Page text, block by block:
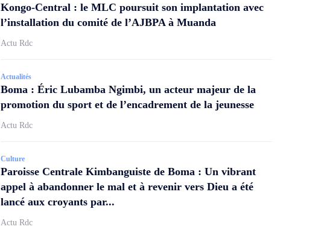
Kongo-Central : le MLC poursuit son implantation avec
l’installation du comité de l’AJBPA à Muanda
Actu Rdc
Actualités
Boma : Éric Lubamba Ngimbi, un acteur majeur de la
promotion du sport et de l’encadrement de la jeunesse
Actu Rdc
Culture
Paroisse Centrale Kimbanguiste de Boma : Un vibrant
appel à abandonner le mal et à revenir vers Dieu a été
lancé aux croyants par...
Actu Rdc